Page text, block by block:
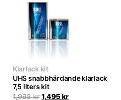
Klarlack kit
UHS snabbhärdande klarlack
7,5 liters kit
1,995kr Det
1,495krDet